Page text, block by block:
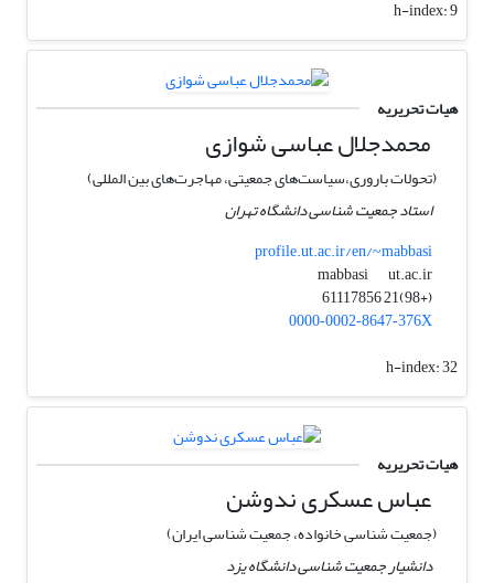
h-index:9
هیات تحریریه
محمدجلال عباسی شوازی
(تحولات باروری،سیاست‌های جمعیتی، مهاجرت‌های بین المللی)
استاد جمعیت شناسی دانشگاه تهران
profile.ut.ac.ir/en/~mabbasi
mabbasi
ut.ac.ir
(+98)21 61117856
0000‑0002‑8647‑376X
h-index:32
هیات تحریریه
عباس عسکری ندوشن
(جمعیت شناسی خانواده، جمعیت شناسی ایران)
دانشیار جمعیت شناسی دانشگاه یزد